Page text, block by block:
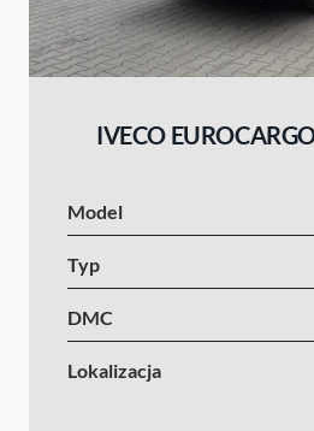
IVECO
Model
Typ
DMC
Lokalizacja